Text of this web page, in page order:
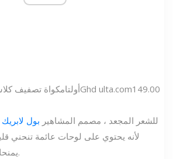
أولتامكواة تصفيف Ghd ulta.com149.00
للشعر المجعد ، مصمم المشاهير بول لابريك
لأنه يحتوي على لوحات عائمة تنحني
يمنحك مظهرًا أكثر طبيعية.